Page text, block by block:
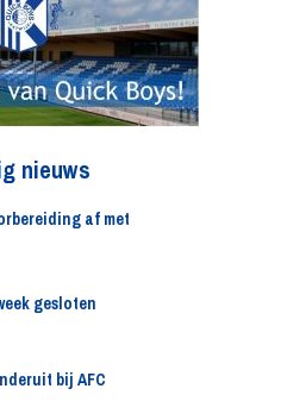
nieuws
af met
gesloten
bij AFC